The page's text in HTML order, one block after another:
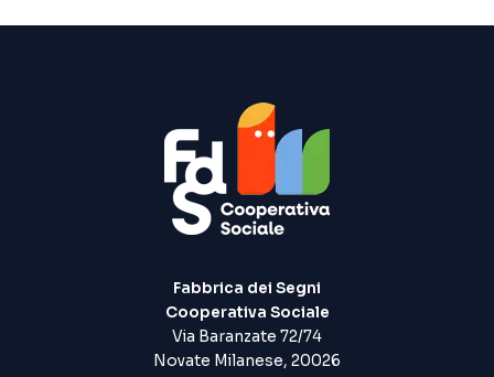
Fabbrica dei Segni
Cooperativa Sociale
Via Baranzate 72/74
Novate Milanese, 20026